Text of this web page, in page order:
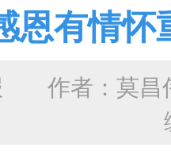
恩有情
作者：莫